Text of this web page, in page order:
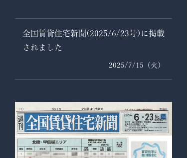
全国賃貸住宅新聞(2025/6/23号)に掲載
されました
2025/7/15（火）